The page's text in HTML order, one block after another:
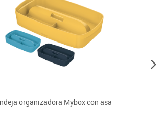
organizadora Mybox con asa